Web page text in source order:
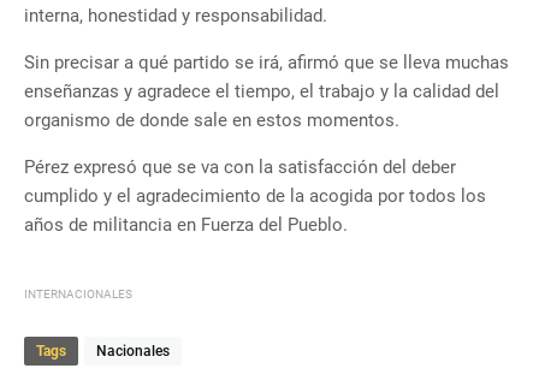
interna, honestidad y responsabilidad.
Sin precisar a qué partido se irá, afirmó que se lleva muchas
enseñanzas y agradece el tiempo, el trabajo y la calidad del
organismo de donde sale en estos momentos.
Pérez expresó que se va con la satisfacción del deber
cumplido y el agradecimiento de la acogida por todos los
años de militancia en Fuerza del Pueblo.
INTERNACIONALES
Tags Nacionales